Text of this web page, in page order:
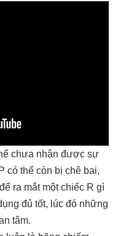
chưa nhận được sự
có thể còn bị chê bai,
ra mắt một chiếc R gì
đủ tốt, lúc đó những
tâm.